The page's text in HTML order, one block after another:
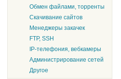
Обмен файлами, торренты
Скачивание сайтов
Менеджеры закачек
FTP, SSH
IP-телефония, вебкамеры
Администрирование сетей
Другое